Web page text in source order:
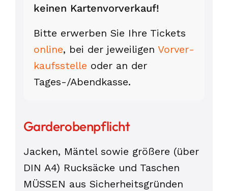
keinen Karten­vor­verkauf!
Bitte erwerben Sie Ihre Tickets
online, bei der jeweiligen Vorver­
kaufs­stelle oder an der
Tages-/Abend­kasse.
Garderobenpflicht
Jacken, Mäntel sowie größere (über
DIN A4) Rucksäcke und Taschen
MÜSSEN aus Sicherheitsgründen